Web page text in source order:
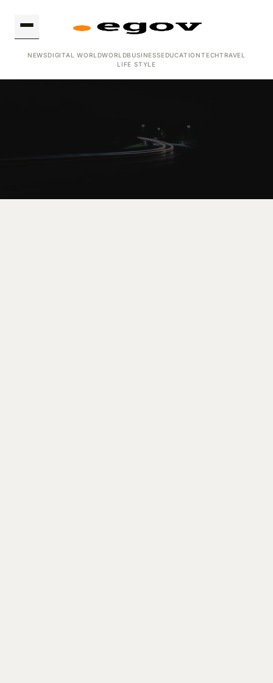
NEWSDIGITAL WORLDWORLDBUSINESSEDUCATIONTECHTRAVEL
LIFE STYLE